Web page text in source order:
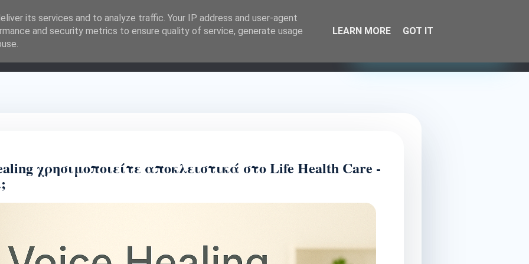
Υπηρεσίες ▾
χρησιμοποιείτε αποκλειστικά στο Life Health Care -
its services and to analyze traffic. Your IP address and user-agent
and security metrics to ensure quality of service, generate usage
LEARN MORE GOT IT